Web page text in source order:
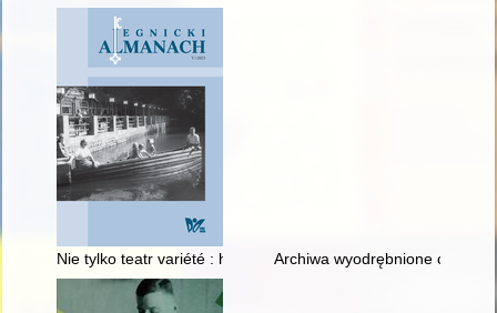
Nie tylko teatr variété : historia Kartuskiej 63
Archiwa wyodrębnione